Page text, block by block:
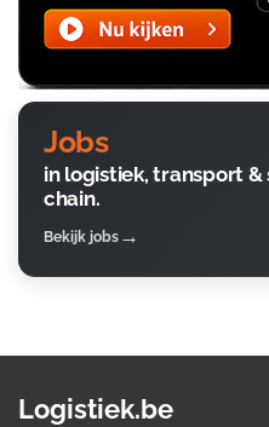
Jobs
in logistiek, transport &
chain.
Bekijk jobs
Logistiek.be